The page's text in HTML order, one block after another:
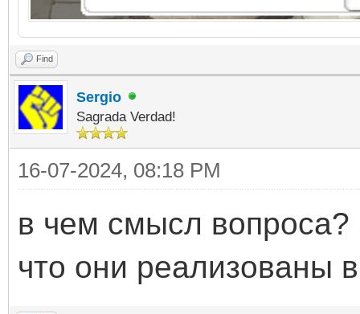
Find
Sergio
Sagrada Verdad!
16-07-2024, 08:18 PM
в чем смысл
что они реализованы